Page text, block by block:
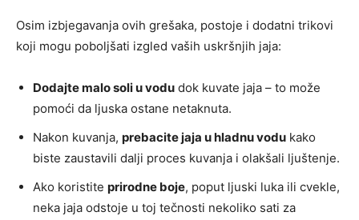
Osim izbjegavanja ovih grešaka, postoje i dodatni trikovi
koji mogu poboljšati izgled vaših uskršnjih jaja:
Dodajte malo soli u vodu dok kuvate jaja – to može
pomoći da ljuska ostane netaknuta.
Nakon kuvanja, prebacite jaja u hladnu vodu kako
biste zaustavili dalji proces kuvanja i olakšali ljuštenje.
Ako koristite prirodne boje, poput ljuski luka ili cvekle,
neka jaja odstoje u toj tečnosti nekoliko sati za